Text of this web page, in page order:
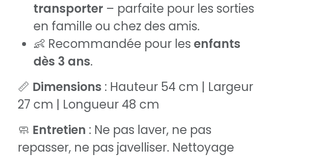
transporter – parfaite pour les sorties
en famille ou chez des amis.
👶 Recommandée pour les enfants
dès 3 ans.
📏 Dimensions : Hauteur 54 cm | Largeur
27 cm | Longueur 48 cm
🧼 Entretien : Ne pas laver, ne pas
repasser, ne pas javelliser. Nettoyage